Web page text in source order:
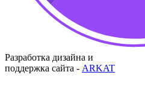
Разработка дизайна и
поддержка сайта - ARKAT